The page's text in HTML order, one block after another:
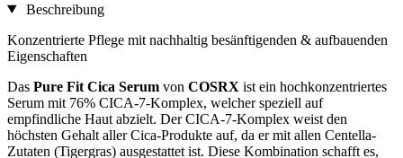
Beschreibung
Konzentrierte Pflege mit nachhaltig besänftigenden & aufbauenden
Eigenschaften
Das Pure Fit Cica Serum von COSRX ist ein hochkonzentriertes
Serum mit 76% CICA-7-Komplex, welcher speziell auf
empfindliche Haut abzielt. Der CICA-7-Komplex weist den
höchsten Gehalt aller Cica-Produkte auf, da er mit allen Centella-
Zutaten (Tigergras) ausgestattet ist. Diese Kombination schafft es,